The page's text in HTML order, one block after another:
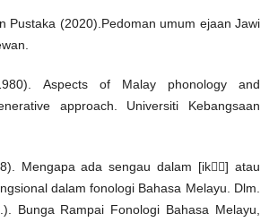
Pustaka (2020).Pedoman umum ejaan Jawi
Aspects of Malay phonology and
approach. Universiti Kebangsaan
Mengapa ada sengau dalam [ik] atau
dalam fonologi Bahasa Melayu. Dlm.
Bunga Rampai Fonologi Bahasa Melayu,